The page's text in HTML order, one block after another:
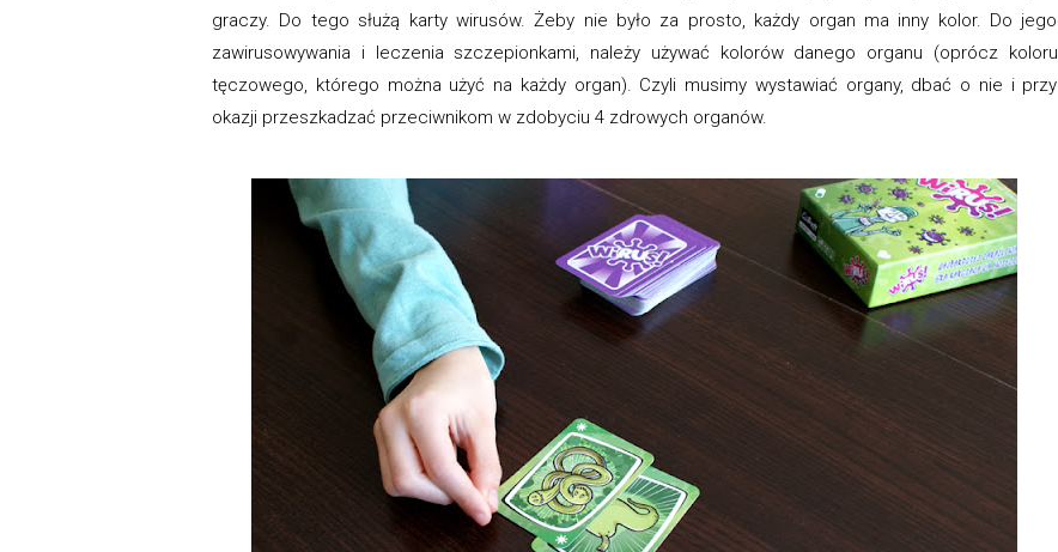
graczy. Do tego służą karty wirusów. Żeby nie było za prosto, każdy organ ma inny kolor. Do jego
zawirusowywania i leczenia szczepionkami, należy używać kolorów danego organu (oprócz koloru
tęczowego, którego można użyć na każdy organ). Czyli musimy wystawiać organy, dbać o nie i przy
okazji przeszkadzać przeciwnikom w zdobyciu 4 zdrowych organów.